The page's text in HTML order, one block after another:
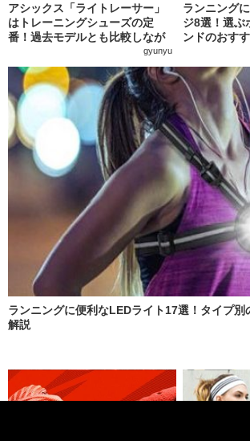
アシックス「ライトレーサー」
はトレーニングシューズの定
番！過去モデルとも比較しなが
gyunyu
ランニング
ジ8選！選ぶ
ンドのおす
ランニングに便利なLEDライト17選！タイプ別
解説